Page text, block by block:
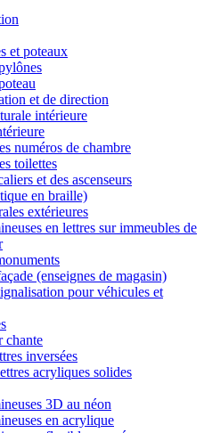
et poteaux
et de direction
intérieure
numéros de chambre
toilettes
et des ascenseurs
en braille)
extérieures
en lettres sur immeubles de
(enseignes de magasin)
pour véhicules et
chante
inversées
acryliques solides
3D au néon
en acrylique